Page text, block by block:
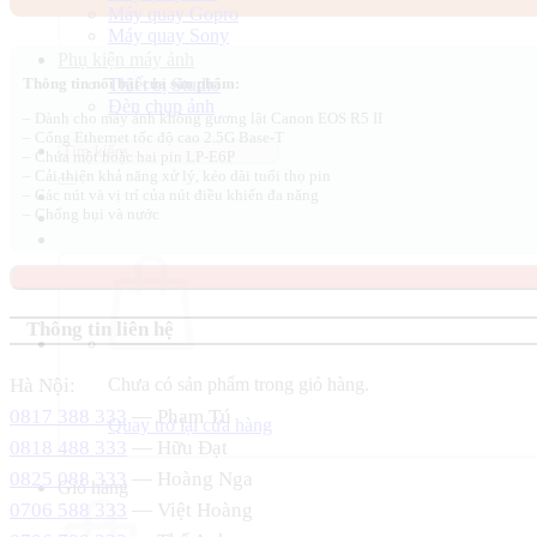
Máy quay Gopro
Máy quay Sony
Chưa có sản phẩm trong giỏ hàng.
Quay trở lại cửa hàng
Giỏ hàng
13.180.000 ₫.là:
12.900.000 ₫.
Thông tin liên hệ
Hà Nội:
0817 388 333
— Phạm Tú
0818 488 333
— Hữu Đạt
0825 088 333
— Hoàng Nga
0706 588 333
— Việt Hoàng